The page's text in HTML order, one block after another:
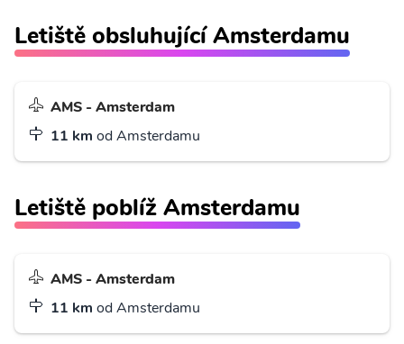
Letiště obsluhující Amsterdamu
AMS - Amsterdam
11 km od Amsterdamu
Letiště poblíž Amsterdamu
AMS - Amsterdam
11 km od Amsterdamu